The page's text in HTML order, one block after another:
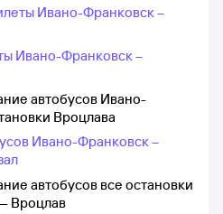
Ивано-Франковск –
Ивано-Франковск –
автобусов Ивано-
Вроцлава
Ивано-Франковск –
автобусов все остановки
Вроцлав